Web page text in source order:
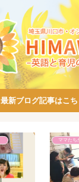
最新ブログ記事はこち
ママたち